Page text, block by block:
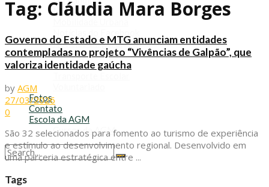
Mineração
Notícias em geral
Prefeitos
Refis
Fotos
Contato
Escola da AGM
Cursos da AGM
No Result
View All Result
Tag: Cláudia Mara Borges
Governo do Estado e MTG anunciam entidades
contempladas no projeto “Vivências de Galpão”, que
valoriza identidade gaúcha
by AGM
27/03/2026
0
São 32 selecionados para fomento ao turismo de experiência
e estímulo ao desenvolvimento regional. Desenvolvido em
uma parceria estratégica entre ...
Tags